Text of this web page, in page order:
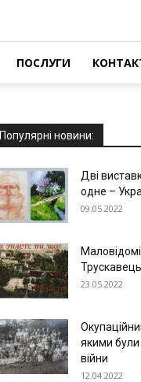
ПОСЛУГИ
Популярні новини:
Дві
одне –
09.05.2022
Трускавець.
23.05.2022
якими були
війни
12.04.2022